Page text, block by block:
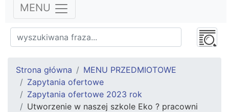
MENU
Strona główna
MENU PRZEDMIOTOWE
Zapytania ofertowe
Zapytania ofertowe 2023 rok
Utworzenie w naszej szkole Eko ? pracowni